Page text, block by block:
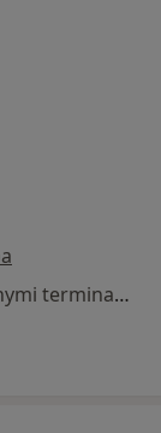
Brak dostępnych specjalistów z wolnymi terminami w tym centrum medycznym.